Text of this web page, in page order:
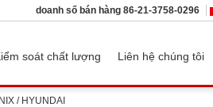
doanh số bán hàng 86-21-3758-0296
soát chất lượng
Liên hệ chúng tôi
/ HYUNDAI